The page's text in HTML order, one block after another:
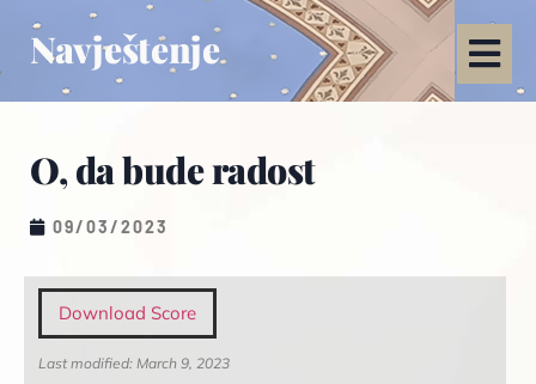
Navještenje
O, da bude radost
09/03/2023
Download Score
Last modified: March 9, 2023